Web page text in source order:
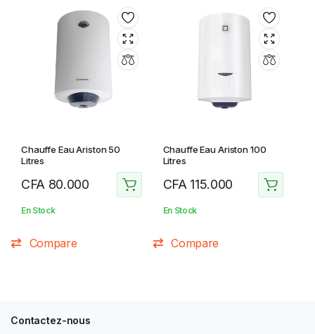
Chauffe Eau Ariston 50
Litres
CFA 80.000
En Stock
Compare
Chauffe Eau Ariston 100
Litres
CFA 115.000
En Stock
Compare
Contactez-nous